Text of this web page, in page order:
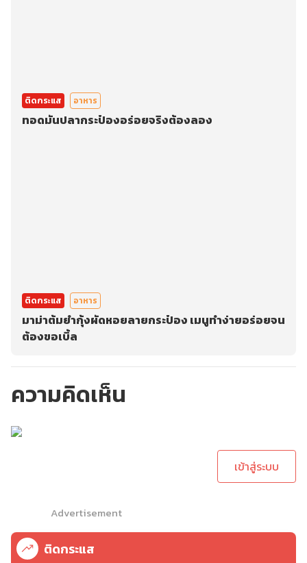
ติดกระแส อาหาร
ทอดมันปลากระป๋องอร่อยจริงต้องลอง
ติดกระแส อาหาร
มาม่าต้มยำกุ้งผัดหอยลายกระป๋อง เมนูทำง่ายอร่อยจน
ต้องขอเบิ้ล
ความคิดเห็น
เข้าสู่ระบบ
Advertisement
ติดกระแส